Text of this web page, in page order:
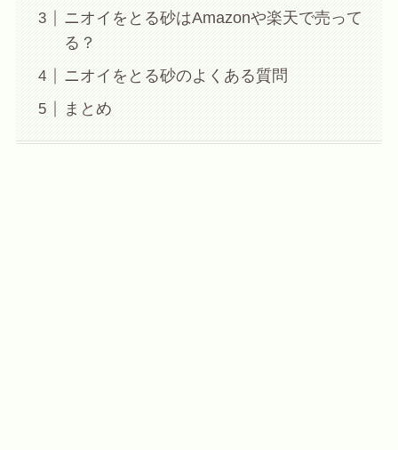
ニオイをとる砂はAmazonや楽天で売って
る？
ニオイをとる砂のよくある質問
まとめ